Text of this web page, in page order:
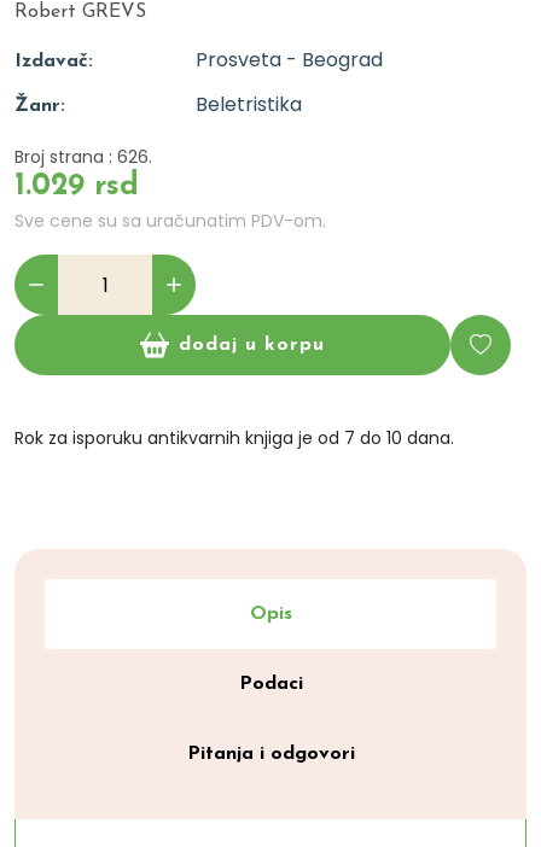
Robert GREVS
Izdavač: Prosveta - Beograd
Žanr: Beletristika
Broj strana : 626.
1.029 rsd
Sve cene su sa uračunatim PDV-om.
dodaj u korpu
Rok za isporuku antikvarnih knjiga je od 7 do 10 dana.
Opis
Podaci
Pitanja i odgovori